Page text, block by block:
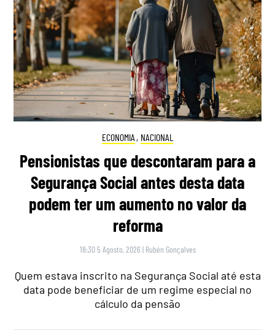
ECONOMIA , NACIONAL
Pensionistas que descontaram para a
Segurança Social antes desta data
podem ter um aumento no valor da
reforma
18:30 5 Agosto, 2026 | Rubén Gonçalves
Quem estava inscrito na Segurança Social até esta
data pode beneficiar de um regime especial no
cálculo da pensão